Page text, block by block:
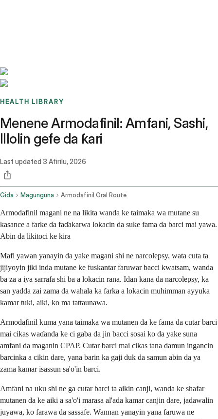
HEALTH LIBRARY
Menene Armodafinil: Amfani, Sashi,
Illolin gefe da ƙari
Last updated 3 Afirilu, 2026
Gida Magunguna Armodafinil Oral Route
Armodafinil magani ne na likita wanda ke taimaka wa mutane su
kasance a farke da faɗakarwa lokacin da suke fama da barci mai yawa.
Abin da likitoci ke kira
Mafi yawan yanayin da yake magani shi ne narcolepsy, wata cuta ta
jijiyoyin jiki inda mutane ke fuskantar faruwar bacci kwatsam, wanda
ba za a iya sarrafa shi ba a lokacin rana. Idan kana da narcolepsy, ka
san yadda zai zama da wahala ka farka a lokacin muhimman ayyuka
kamar tuki, aiki, ko ma tattaunawa.
Armodafinil kuma yana taimaka wa mutanen da ke fama da cutar barci
mai cikas waɗanda ke ci gaba da jin bacci sosai ko da yake suna
amfani da maganin CPAP. Cutar barci mai cikas tana damun ingancin
barcinka a cikin dare, yana barin ka gaji duk da samun abin da ya
zama kamar isassun sa'o'in barci.
Amfani na uku shi ne ga cutar barci ta aikin canji, wanda ke shafar
mutanen da ke aiki a sa'o'i marasa al'ada kamar canjin dare, jadawalin
juyawa, ko farawa da sassafe. Wannan yanayin yana faruwa ne